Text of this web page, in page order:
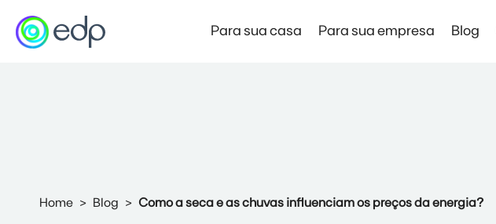
Para sua casa Para sua empresa
Mercado Livre Varejista
Blog
Home Blog Como a seca e as chuvas influenciam os preços da energia?